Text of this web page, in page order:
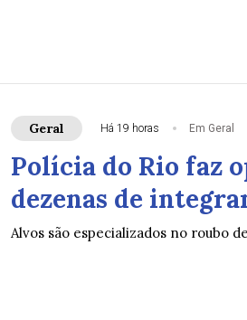
Geral Há 19 horas Em Geral
Polícia do Rio faz
dezenas de
Alvos são especializados no roubo